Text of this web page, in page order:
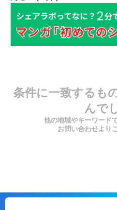
条件に一致するも
んで
他の地域やキーワード
お問い合わせより